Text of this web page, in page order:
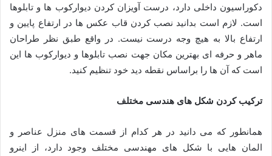
دکوراسیون داخلی دارد، درست آویزان کردن دیوارکوب ها و تابلوها
است. لازم است بدانید نصب کردن قاب عکس ها در ارتفاع پایین و
ارتفاع بالا به هیچ وجه درست نیست. در واقع طبق نظر طراحان
ماهر و حرفه ای بهترین مکان جهت نصب تابلوها و دیوارکوب ها این
است که آن ها را براساس نقطه دید خود تنظیم کنید.
ترکیب کردن شکل های هندسی مختلف
همانطور که می دانید در هر کدام از قسمت های منزل عناصر و
المان هایی با شکل های مهندسی مختلف وجود دارد، از اینرو